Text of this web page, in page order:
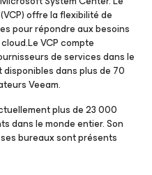
offre la flexibilité de
pour répondre aux besoins
VCP compte
de services dans le
dans plus de 70
Veeam.
plus de 23 000
dans le monde entier. Son
bureaux sont présents